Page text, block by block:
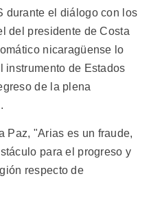
durante el diálogo con los
del presidente de Costa
nicaragüense lo
instrumento de Estados
de la plena
Paz, "Arias es un fraude,
para el progreso y
respecto de